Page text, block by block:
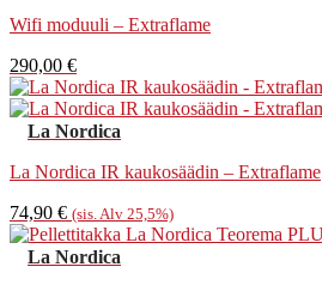
Wifi moduuli – Extraflame
290,00 €
La Nordica
La Nordica IR kaukosäädin – Extraflame
74,90 € (sis. Alv 25,5%)
La Nordica